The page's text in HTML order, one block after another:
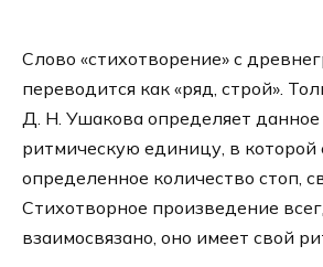
Слово «стихотворение» с
переводится как «ряд, строй».
Д. Н. Ушакова определяет данное
ритмическую единицу, в которой
определенное количество стоп,
Стихотворное произведение
взаимосвязано, оно имеет свой